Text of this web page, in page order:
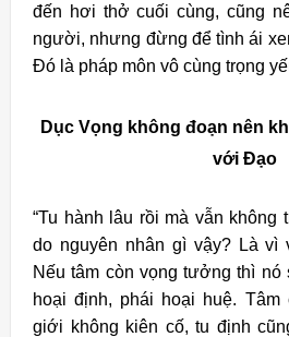
đến hơi thở cuối cùng, cũng
người, nhưng đừng để tình ái
Ðó là pháp môn vô cùng trọng
Dục Vọng không đoạn nên
với Đạo
“Tu hành lâu rồi mà vẫn
do nguyên nhân gì vậy? Là vì
Nếu tâm còn vọng tưởng thì
hoại định, phái hoại huệ.
giới không kiên cố, tu định